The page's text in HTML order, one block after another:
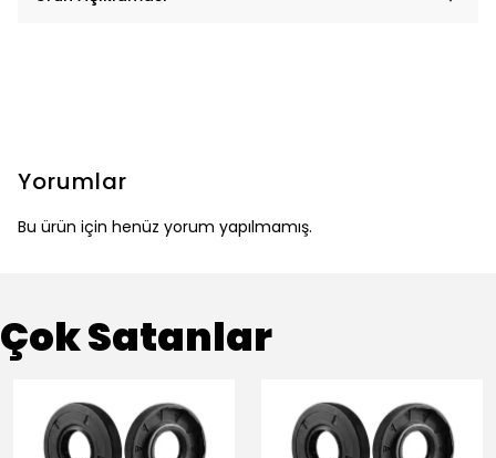
Yorumlar
Bu ürün için henüz yorum yapılmamış.
Çok Satanlar